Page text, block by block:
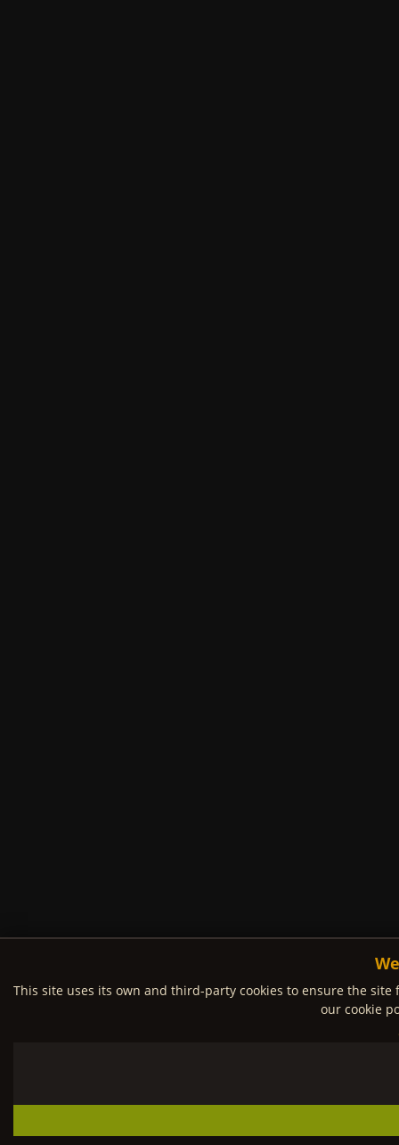
This site uses its own and third-party cookies to ensure the
our cookie